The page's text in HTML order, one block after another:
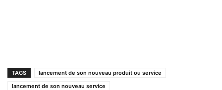
TAGS
lancement de son nouveau produit ou service
lancement de son nouveau service